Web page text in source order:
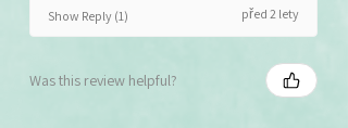
Show Reply (1) před 2 lety
Was this review helpful?